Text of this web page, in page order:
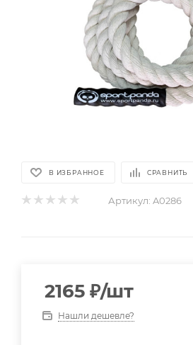
В ИЗБРАННОЕ СРАВНИТЬ
Артикул: A0286
2165 ₽/шт
Нашли дешевле?